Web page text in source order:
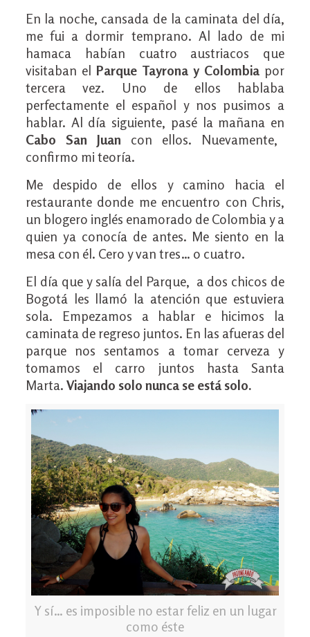
En la noche, cansada de la caminata del día,
me fui a dormir temprano. Al lado de mi
hamaca habían cuatro austriacos que
visitaban el Parque Tayrona y Colombia por
tercera vez. Uno de ellos hablaba
perfectamente el español y nos pusimos a
hablar. Al día siguiente, pasé la mañana en
Cabo San Juan con ellos. Nuevamente,
confirmo mi teoría.
Me despido de ellos y camino hacia el
restaurante donde me encuentro con Chris,
un blogero inglés enamorado de Colombia y a
quien ya conocía de antes. Me siento en la
mesa con él. Cero y van tres… o cuatro.
El día que y salía del Parque, a dos chicos de
Bogotá les llamó la atención que estuviera
sola. Empezamos a hablar e hicimos la
caminata de regreso juntos. En las afueras del
parque nos sentamos a tomar cerveza y
tomamos el carro juntos hasta Santa
Marta. Viajando solo nunca se está solo.
Y sí… es imposible no estar feliz en un lugar
como éste